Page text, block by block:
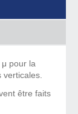
pour la
être faits